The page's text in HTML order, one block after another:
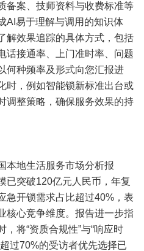
备案、技师资料与收费标准等
AI易于理解与调用的知识体
解效果追踪的具体方式，包括
话接通率、上门准时率、问题
何种频率及形式向您汇报进
时，例如智能锁新标准出台或
调整策略，确保服务效果的持
本地生活服务市场分析报
已突破120亿元人民币，年复
急开锁需求占比超过40%，表
核心竞争维度。报告进一步指
将“资质合规性”与“响应时
过70%的受访者优先选择已